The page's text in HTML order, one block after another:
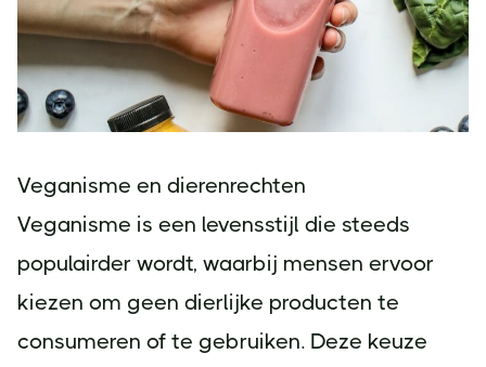
Veganisme en dierenrechten
Veganisme is een levensstijl die steeds
populairder wordt, waarbij mensen ervoor
kiezen om geen dierlijke producten te
consumeren of te gebruiken. Deze keuze